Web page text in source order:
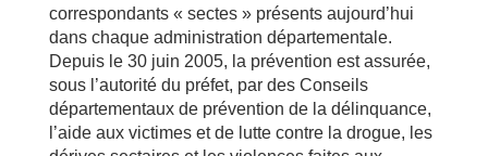
correspondants « sectes » présents aujourd’hui
dans chaque administration départementale.
Depuis le 30 juin 2005, la prévention est assurée,
sous l’autorité du préfet, par des Conseils
départementaux de prévention de la délinquance,
l’aide aux victimes et de lutte contre la drogue, les